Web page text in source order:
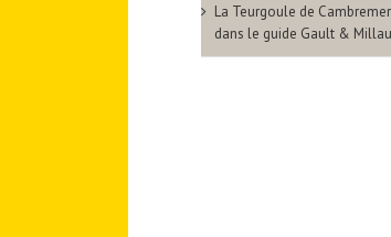
La Teurgoule de
dans le guide Gault & Millau